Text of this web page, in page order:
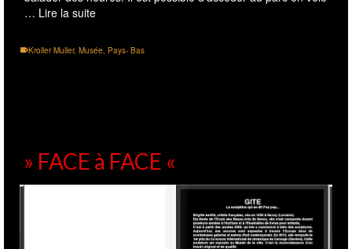
… Lire la suite
Kroller Muller, Musée, Pays- Bas
» FACE à FACE «